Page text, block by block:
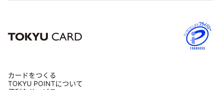
カードをつくる
TOKYU POINTについて